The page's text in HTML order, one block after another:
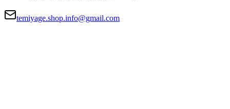
temiyage.shop.info@gmail.com